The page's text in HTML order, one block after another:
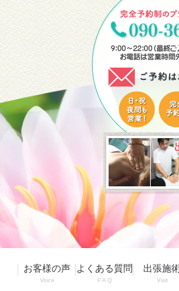
お客様の声
Voice
よくある質問
F A Q
出張施
Visit